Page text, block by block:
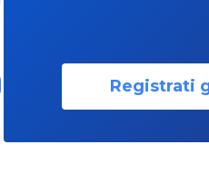
Registrati